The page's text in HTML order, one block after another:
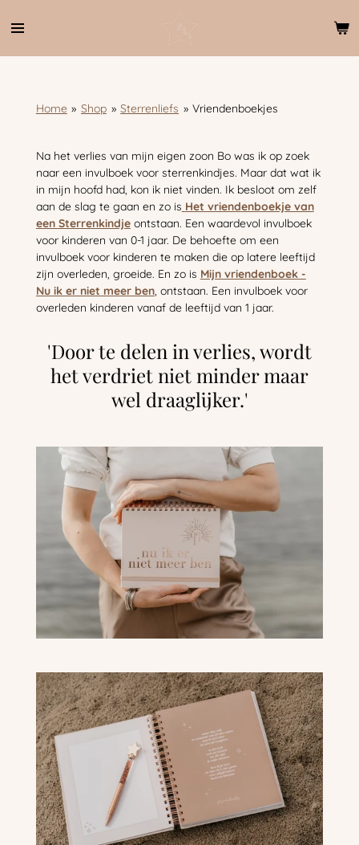
direct
Home » Shop » Sterrenliefs » Vriendenboekjes
Na het verlies van mijn eigen zoon Bo was ik op zoek
naar een invulboek voor sterrenkindjes. Maar dat wat ik
in mijn hoofd had, kon ik niet vinden. Ik besloot om zelf
aan de slag te gaan en zo is Het vriendenboekje van
een Sterrenkindje ontstaan. Een waardevol invulboek
voor kinderen van 0-1 jaar. De behoefte om een
invulboek voor kinderen te maken die op latere leeftijd
zijn overleden, groeide. En zo is Mijn vriendenboek -
Nu ik er niet meer ben, ontstaan. Een invulboek voor
overleden kinderen vanaf de leeftijd van 1 jaar.
'Door te delen in verlies, wordt
het verdriet niet minder maar
wel draaglijker.'